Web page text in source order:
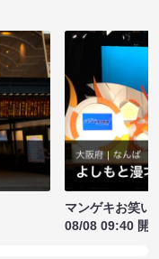
マンゲキお笑い
08/08 09:40 開